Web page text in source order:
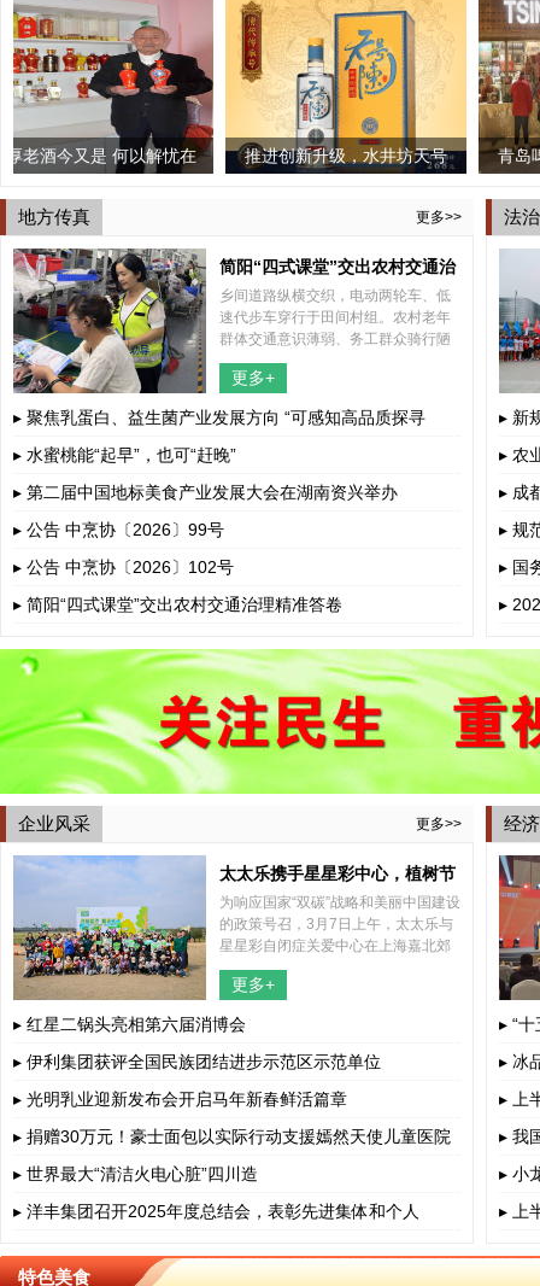
是 何以解忧在
推进创新升级，水井坊天号
青岛啤酒：“质”
心制茶,一
古法榨茶油 传承老手艺
云茶被认定为全国
地方传真 更多>>
简阳“四式课堂”交出农村交通治
理精准答卷
乡间道路纵横交织，电动两轮车、低
速代步车穿行于田间村组。农村老年
群体交通意识薄弱、务工群众骑行陋
习突出、孩童上下学接送风险暗藏，
多重道路安全隐患交织叠加。
更多+
▸ 聚焦乳蛋白、益生菌产业发展方向 “可感知高品质探寻
荟”呼和浩...
▸ 水蜜桃能“起早”，也可“赶晚”
▸ 第二届中国地标美食产业发展大会在湖南资兴举办
▸ 公告 中烹协〔2026〕99号
▸ 公告 中烹协〔2026〕102号
▸ 简阳“四式课堂”交出农村交通治理精准答卷
法
▸ 新
▸ 农
▸ 成
▸ 规
▸ 国
若干
▸
企业风采 更多>>
太太乐携手星星彩中心，植树节
共植希望之树
为响应国家“双碳”战略和美丽中国建设
的政策号召，3月7日上午，太太乐与
星星彩自闭症关爱中心在上海嘉北郊
野公园内共同举办了一场别开生面的
2025年植树节特别活动，结合了植树
更多+
▸ 红星二锅头亮相第六届消博会
▸ 伊利集团获评全国民族团结进步示范区示范单位
▸ 光明乳业迎新发布会开启马年新春鲜活篇章
▸ 捐赠30万元！豪士面包以实际行动支援嫣然天使儿童医院
▸ 世界最大“清洁火电心脏”四川造
▸ 洋丰集团召开2025年度总结会，表彰先进集体和个人
经
▸ “
▸ 冰
▸ 上
▸ 我
▸ 小
▸ 上
特色美食